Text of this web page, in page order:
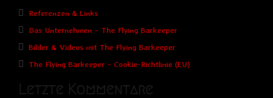
Referenzen & Links
Das Unternehmen – The Flying Barkeeper
Bilder & Videos mit The Flying Barkeeper
The Flying Barkeeper – Cookie-Richtlinie (EU)
Letzte Kommentare